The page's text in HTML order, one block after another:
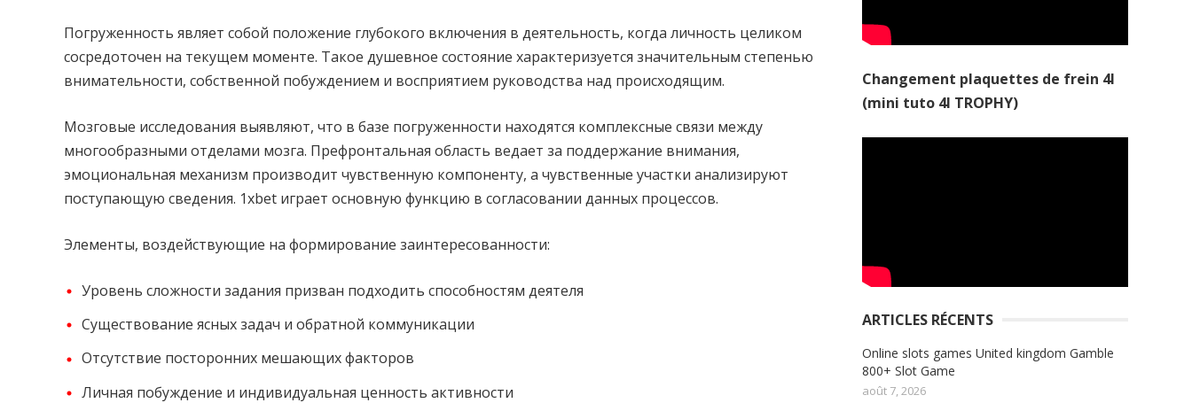
Погруженность являет собой положение глубокого включения в деятельность, когда личность целиком
сосредоточен на текущем моменте. Такое душевное состояние характеризуется значительным степенью
внимательности, собственной побуждением и восприятием руководства над происходящим.
Мозговые исследования выявляют, что в базе погруженности находятся комплексные связи между
многообразными отделами мозга. Префронтальная область ведает за поддержание внимания,
эмоциональная механизм производит чувственную компоненту, а чувственные участки анализируют
поступающую сведения. 1xbet играет основную функцию в согласовании данных процессов.
Элементы, воздействующие на формирование заинтересованности:
Уровень сложности задания призван подходить способностям деятеля
Существование ясных задач и обратной коммуникации
Отсутствие посторонних мешающих факторов
Личная побуждение и индивидуальная ценность активности
Changement plaquettes de frein 4l
(mini tuto 4l TROPHY)
ARTICLES RÉCENTS
Online slots games United kingdom Gamble
800+ Slot Game
août 7, 2026